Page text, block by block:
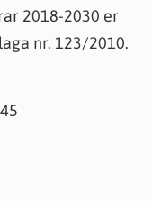
2018-2030 er
nr. 123/2010.